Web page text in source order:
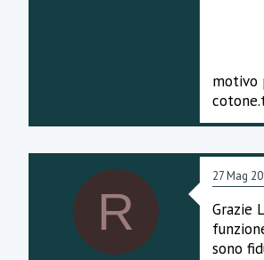
motivo
R
27 Mag
Grazie
sono